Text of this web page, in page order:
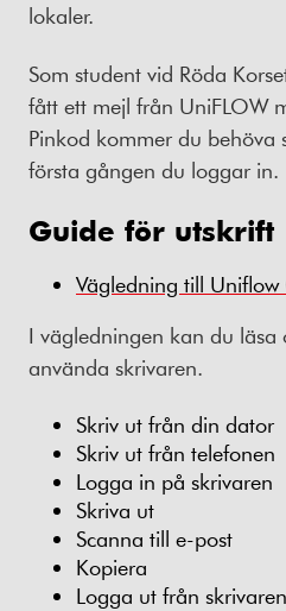
lokaler.
Som student vid Röda
fått ett mejl från UniFLOW
Pinkod kommer du behöva
första gången du loggar in.
Guide för utskrift
Vägledning till
I vägledningen kan du
använda skrivaren.
Skriv ut från din dator
Skriv ut från telefonen
Logga in på skrivaren
Skriva ut
Scanna till e-post
Kopiera
Logga ut från skrivaren